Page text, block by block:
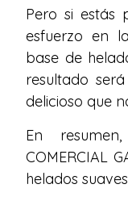
Pero si estás
esfuerzo en
base de
resultado
delicioso que
En
COMERCIAL
helados